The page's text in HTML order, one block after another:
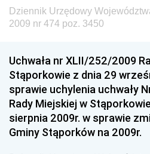
Dziennik Urzędowy Ministra
Dziennik Urzędowy Ministra
Regionalnej
Dziennik Urzędowy Ministra
Dziennik Urzędowy Ministra
Dziennik Urzędowy Ministra
Dziennik Urzędowy
2009 nr 474 poz. 3450
Uchwała nr XLII/252/2009
Stąporkowie z dnia 29
sprawie uchylenia uchwały
Rady Miejskiej w
sierpnia 2009r. w sprawie
Gminy Stąporków na 2009r.